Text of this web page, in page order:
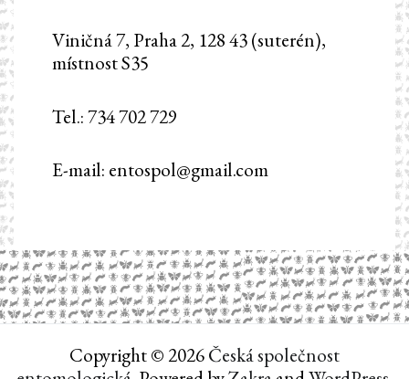
Viničná 7, Praha 2, 128 43 (suterén),
místnost S35
Tel.: 734 702 729
E-mail: entospol@gmail.com
Copyright © 2026Česká společnost